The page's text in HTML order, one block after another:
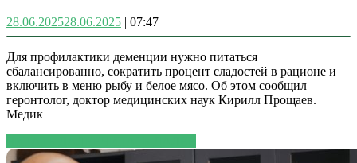
28.06.202528.06.2025 | 07:47
Для профилактики деменции нужно питаться
сбалансированно, сократить процент сладостей в рационе и
включить в меню рыбу и белое мясо. Об этом сообщил
геронтолог, доктор медицинских наук Кирилл Прощаев.
Медик